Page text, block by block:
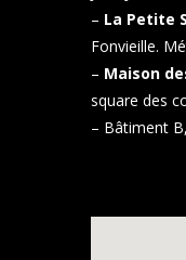
– La Petite
Fonvieille.
– Maison
square des
– Bâtiment